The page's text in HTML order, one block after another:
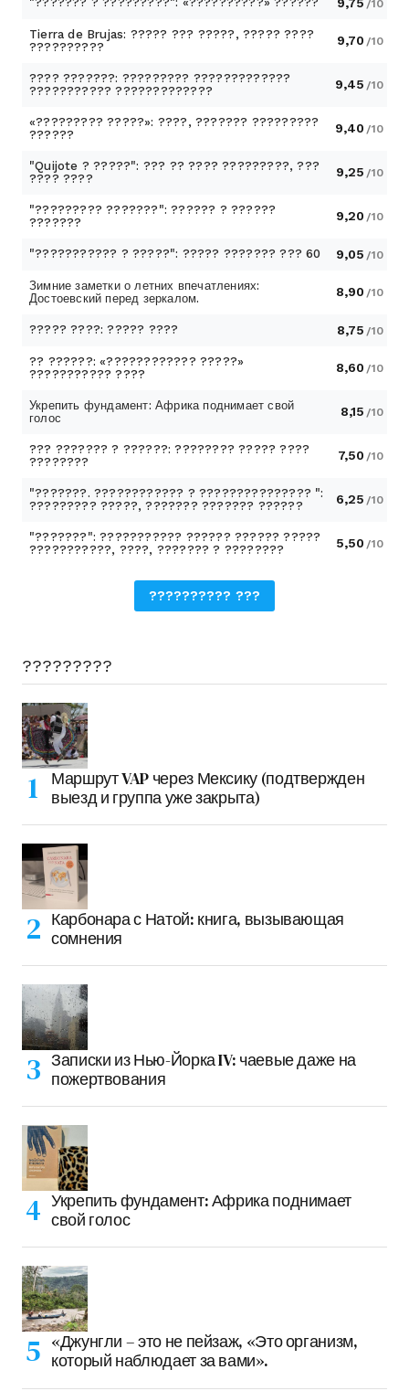
9,75 /10
Tierra de Brujas: ????? ??? ?????, ????? ????
??????????
9,70 /10
???? ???????: ????????? ?????????????
??????????? ?????????????
9,45 /10
«????????? ?????»: ????, ??????? ?????????
??????
9,40 /10
"Quijote ? ?????": ??? ?? ???? ?????????, ???
???? ????
9,25 /10
"????????? ???????": ?????? ? ??????
???????
9,20 /10
"??????????? ? ?????": ????? ??????? ??? 60 9,05 /10
Зимние заметки о летних впечатлениях:
Достоевский перед зеркалом.
8,90 /10
????? ????: ????? ???? 8,75 /10
?? ??????: «???????????? ?????»
??????????? ????
8,60 /10
Укрепить фундамент: Африка поднимает свой
голос
8,15 /10
??? ??????? ? ??????: ???????? ????? ????
????????
7,50 /10
"???????. ???????????? ? ??????????????? ":
????????? ?????, ??????? ??????? ??????
6,25 /10
"???????": ??????????? ?????? ?????? ?????
???????????, ????, ??????? ? ????????
5,50 /10
?????????? ???
?????????
Маршрут VAP через Мексику (подтвержден
выезд и группа уже закрыта)
Карбонара с Натой: книга, вызывающая
сомнения
Записки из Нью-Йорка IV: чаевые даже на
пожертвования
Укрепить фундамент: Африка поднимает
свой голос
«Джунгли – это не пейзаж, «Это организм,
который наблюдает за вами».